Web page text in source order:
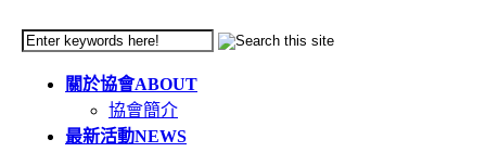
關於協會ABOUT
協會簡介
最新活動NEWS